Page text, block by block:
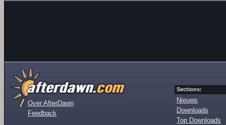
Over AfterDawn
Feedback
Sections:
Nieuws
Downloads
Top Downloads